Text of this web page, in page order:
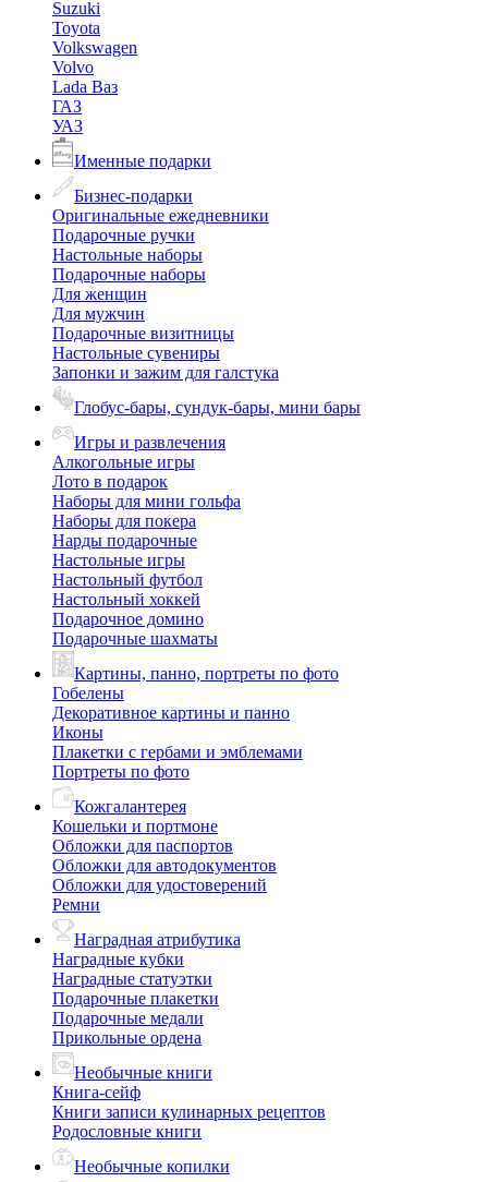
Suzuki
Toyota
Volkswagen
Volvo
Lada Ваз
ГАЗ
УАЗ
Именные подарки
Бизнес-подарки
Оригинальные ежедневники
Подарочные ручки
Настольные наборы
Подарочные наборы
Для женщин
Для мужчин
Подарочные визитницы
Настольные сувениры
Запонки и зажим для галстука
Глобус-бары, сундук-бары, мини бары
Игры и развлечения
Алкогольные игры
Лото в подарок
Наборы для мини гольфа
Наборы для покера
Нарды подарочные
Настольные игры
Настольный футбол
Настольный хоккей
Подарочное домино
Подарочные шахматы
Картины, панно, портреты по фото
Гобелены
Декоративное картины и панно
Иконы
Плакетки с гербами и эмблемами
Портреты по фото
Кожгалантерея
Кошельки и портмоне
Обложки для паспортов
Обложки для автодокументов
Обложки для удостоверений
Ремни
Наградная атрибутика
Наградные кубки
Наградные статуэтки
Подарочные плакетки
Подарочные медали
Прикольные ордена
Необычные книги
Книга-сейф
Книги записи кулинарных рецептов
Родословные книги
Необычные копилки